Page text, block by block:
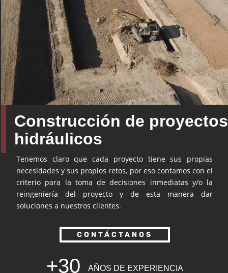
Construcción de proyectos
hidráulicos
Tenemos claro que cada proyecto tiene sus propias
necesidades y sus propios retos, por eso contamos con el
criterio para la toma de decisiones inmediatas y/o la
reingeniería del proyecto y de esta manera dar
soluciones a nuestros clientes.
CONTÁCTANOS
+30 AÑOS DE EXPERIENCIA